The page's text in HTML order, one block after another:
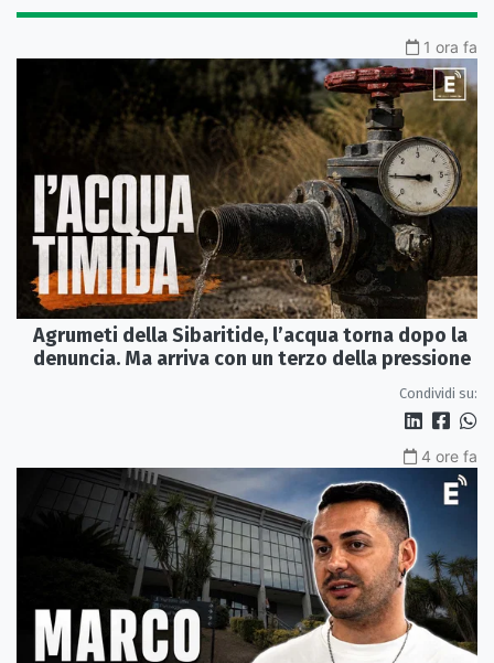
1 ora fa
Agrumeti della Sibaritide, l’acqua torna dopo la
denuncia. Ma arriva con un terzo della pressione
Condividi su:
4 ore fa